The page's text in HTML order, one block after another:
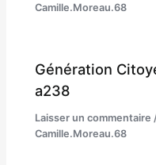
Camille.Moreau.68
Génération
a238
Laisser un commentaire
Camille.Moreau.68